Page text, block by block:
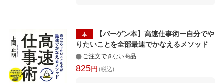
本
【バーゲン本】高速仕事術ー自分でや
りたいことを全部最速でかなえるメソッド
ご注文できない商品
825円 (税込)